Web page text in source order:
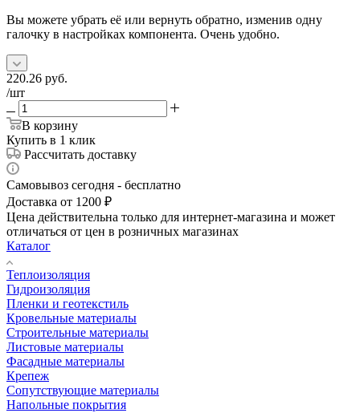
Вы можете убрать её или вернуть обратно, изменив одну
галочку в настройках компонента. Очень удобно.
220.26 руб.
/шт
В корзину
Купить в 1 клик
Рассчитать доставку
Самовывоз сегодня - бесплатно
Доставка от 1200 ₽
Цена действительна только для интернет-магазина и может
отличаться от цен в розничных магазинах
Каталог
Теплоизоляция
Гидроизоляция
Пленки и геотекстиль
Кровельные материалы
Строительные материалы
Листовые материалы
Фасадные материалы
Крепеж
Сопутствующие материалы
Напольные покрытия